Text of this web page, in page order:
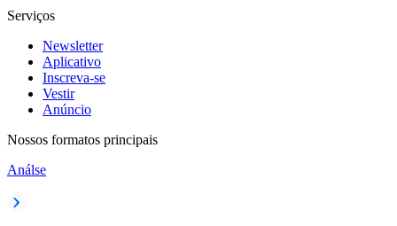
Serviços
Newsletter
Aplicativo
Inscreva-se
Vestir
Anúncio
Nossos formatos principais
Análse